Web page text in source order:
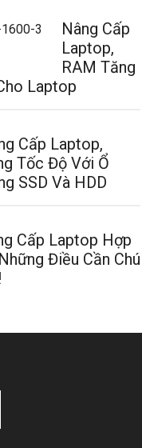
Nâng Cấp
Laptop,
RAM Tăng
Laptop
Cấp Laptop,
Tốc Độ Với Ổ
SSD Và HDD
Cấp Laptop Hợp
Điều Cần Chú